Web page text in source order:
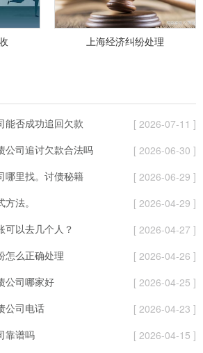
上海经济纠纷处理
能否成功追回欠款
[ 2026-07-11 ]
公司追讨⽋款合法吗
[ 2026-06-30 ]
哪里找。讨债秘籍
[ 2026-06-29 ]
法。
[ 2026-04-29 ]
可以去几个人？
[ 2026-04-27 ]
怎么正确处理
[ 2026-04-26 ]
公司哪家好
[ 2026-04-25 ]
公司电话
[ 2026-04-23 ]
靠谱吗
[ 2026-04-15 ]